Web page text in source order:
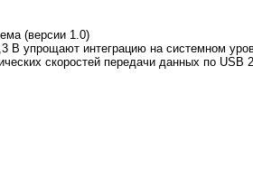
(версии 1.0)
В упрощают интеграцию на системном
скоростей передачи данных по USB